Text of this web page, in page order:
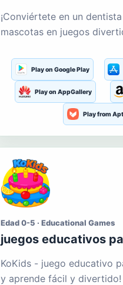
¡Conviértete en un
mascotas en juegos
Play on Google Play
Play on AppGallery
Play from
Edad 0-5 · Educational Games
juegos educativos
KoKids - juego educativo
y aprende fácil y divertido!